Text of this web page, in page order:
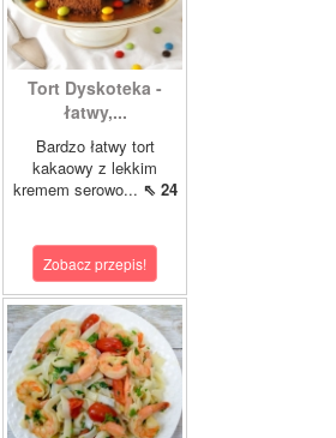
Tort Dyskoteka -
łatwy,...
Bardzo łatwy tort
kakaowy z lekkim
kremem serowo... ⇖ 24
Zobacz przepis!